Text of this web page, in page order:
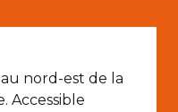
au nord-est de la
Accessible